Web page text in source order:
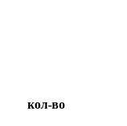
кол-во